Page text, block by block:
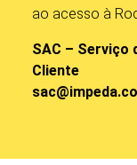
ao acesso à
SAC – Serviço
Cliente